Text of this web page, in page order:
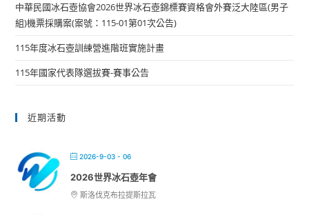
中華民國冰石壺協會2026世界冰石壺錦標賽資格會外賽泛大陸區(男子
組)機票採購案(案號：115-01第01次公告)
115年度冰石壺訓練營進階班實施計畫
115年國家代表隊選拔賽-賽事公告
近期活動
2026-9-03 - 06
2026世界冰石壺年會
斯洛伐克布拉提斯拉瓦